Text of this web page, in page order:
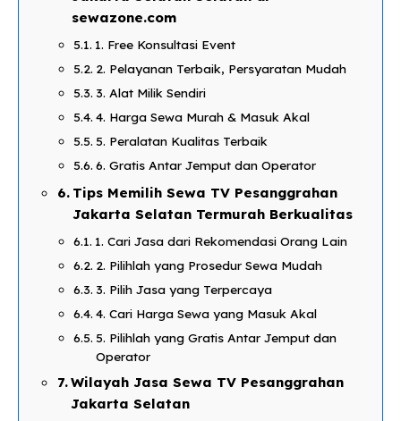
sewazone.com​
1. Free Konsultasi Event
2. Pelayanan Terbaik, Persyaratan Mudah​
3. Alat Milik Sendiri​
​4. Harga Sewa Murah & Masuk Akal​
5. Peralatan Kualitas Terbaik​
6. Gratis Antar Jemput dan Operator​
Tips Memilih Sewa TV Pesanggrahan
Jakarta Selatan Termurah Berkualitas​
1. Cari Jasa dari Rekomendasi Orang Lain​
2. Pilihlah yang Prosedur Sewa Mudah​
3. Pilih Jasa yang Terpercaya​
4. Cari Harga Sewa yang Masuk Akal​
5. Pilihlah yang Gratis Antar Jemput dan
Operator​
Wilayah Jasa Sewa TV Pesanggrahan
Jakarta Selatan​